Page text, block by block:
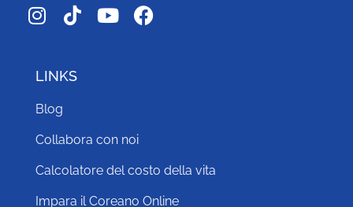
LINKS
Blog
Collabora con noi
Calcolatore del costo della vita
Impara il Coreano Online